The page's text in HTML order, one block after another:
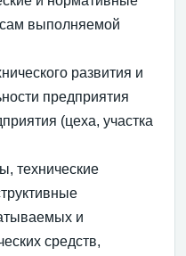
выполняемой
развития и
предприятия
(цеха, участка
технические
и
средств,